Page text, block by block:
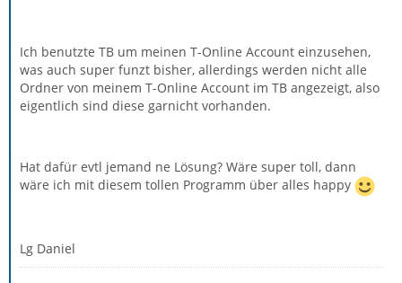
Ich benutzte TB um meinen T-Online Account einzusehen,
was auch super funzt bisher, allerdings werden nicht alle
Ordner von meinem T-Online Account im TB angezeigt, also
eigentlich sind diese garnicht vorhanden.
Hat dafür evtl jemand ne Lösung? Wäre super toll, dann
wäre ich mit diesem tollen Programm über alles happy
Lg Daniel